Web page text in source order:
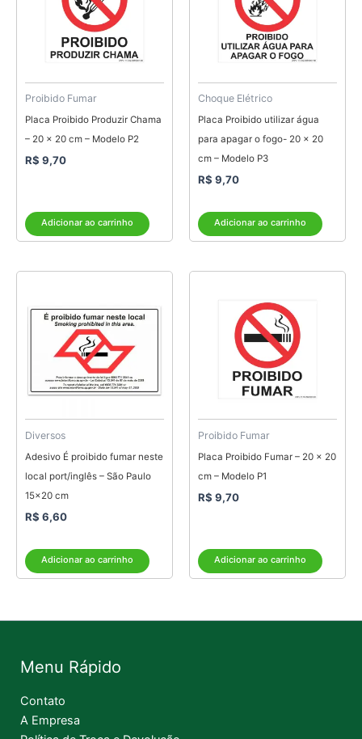
Proibido Fumar
Placa Proibido Produzir Chama
– 20 x 20 cm – Modelo P2
R$ 9,70
Adicionar ao carrinho
Choque Elétrico
Placa Proibido utilizar água
para apagar o fogo- 20 x 20
cm – Modelo P3
R$ 9,70
Adicionar ao carrinho
Diversos
Adesivo É proibido fumar neste
local port/inglês – São Paulo
15×20 cm
R$ 6,60
Adicionar ao carrinho
Proibido Fumar
Placa Proibido Fumar – 20 x 20
cm – Modelo P1
R$ 9,70
Adicionar ao carrinho
Menu Rápido
Contato
A Empresa